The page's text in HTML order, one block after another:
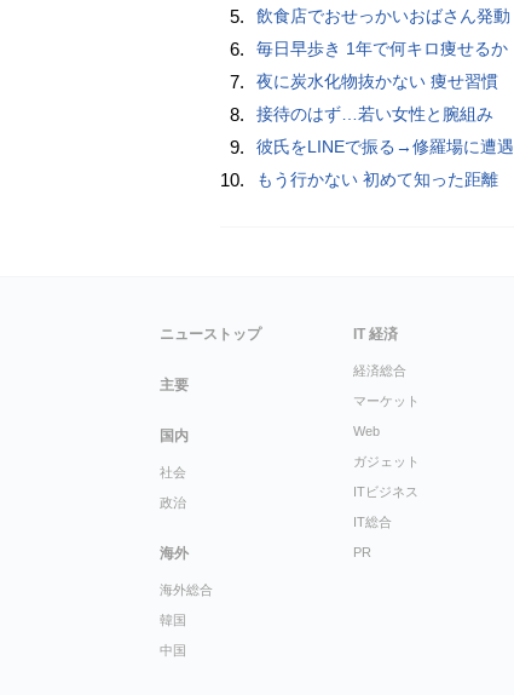
5. 飲食店でおせっかいおばさん発動
6. 毎日早歩き 1年で何キロ痩せるか
7. 夜に炭水化物抜かない 痩せ習慣
8. 接待のはず…若い女性と腕組み
9. 彼氏をLINEで振る→修羅場に遭遇
10. もう行かない 初めて知った距離
ニューストップ
主要
国内
社会
政治
海外
海外総合
韓国
中国
IT 経済
経済総合
マーケット
Web
ガジェット
ITビジネス
IT総合
PR